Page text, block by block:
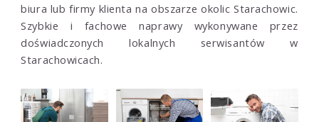
biura lub firmy klienta na obszarze okolic Starachowic.
Szybkie i fachowe naprawy wykonywane przez
doświadczonych lokalnych serwisantów w
Starachowicach.